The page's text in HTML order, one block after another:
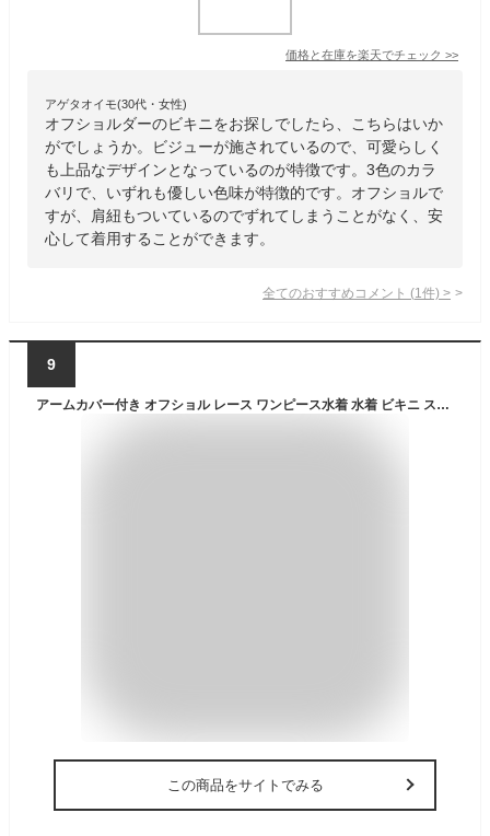
価格と在庫を楽天でチェック >>
アゲタオイモ(30代・女性)
オフショルダーのビキニをお探しでしたら、こちらはいか
がでしょうか。ビジューが施されているので、可愛らしく
も上品なデザインとなっているのが特徴です。3色のカラ
バリで、いずれも優しい色味が特徴的です。オフショルで
すが、肩紐もついているのでずれてしまうことがなく、安
心して着用することができます。
全てのおすすめコメント (1 件) >
9
アームカバー付き オフショル レース ワンピース水着 水着 ビキニ スイムウェア ワンピース オフショルダー ノンワイヤー パッド付き 体系カバー 二の腕カバー 長袖 レース フリル ハイウエスト かわいい 大人可愛い カジュアル 華やか 大人 大人っ 韓国 オルチャン
この商品をサイトでみる